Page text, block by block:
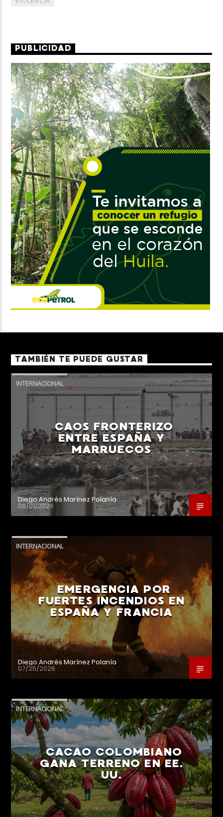
PUBLICIDAD
TAMBIÉN TE PUEDE GUSTAR
INTERNACIONAL
CAOS FRONTERIZO
ENTRE ESPAÑA Y
MARRUECOS
Diego Andrés Marínez Polanía
08/01/2026
INTERNACIONAL
EMERGENCIA POR
FUERTES INCENDIOS EN
ESPAÑA Y FRANCIA
Diego Andrés Marínez Polanía
07/25/2026
INTERNACIONAL
CACAO COLOMBIANO
GANA TERRENO EN EE.
UU.